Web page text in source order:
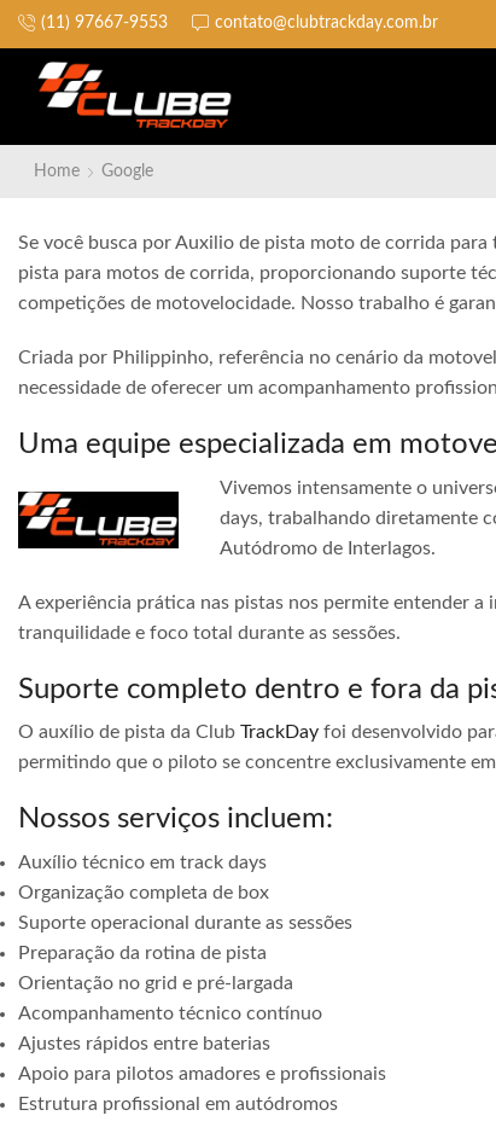
(11) 97667-9553 contato@clubtrackday.com.br
Não perca a largada
Home Google
Se você busca por Auxilio de pista moto de corrida
pista para motos de corrida, proporcionando suporte
competições de motovelocidade. Nosso trabalho é
Criada por Philippinho, referência no cenário da
necessidade de oferecer um acompanhamento
Uma equipe especializada em
Vivemos intensamente o
days, trabalhando diretamente
Autódromo de Interlagos.
A experiência prática nas pistas nos permite entender
tranquilidade e foco total durante as sessões.
Suporte completo dentro e fora da
O auxílio de pista da Club TrackDay foi desenvolvido
permitindo que o piloto se concentre exclusivamente
Nossos serviços incluem:
Auxílio técnico em track days
Organização completa de box
Suporte operacional durante as sessões
Preparação da rotina de pista
Orientação no grid e pré-largada
Acompanhamento técnico contínuo
Ajustes rápidos entre baterias
Apoio para pilotos amadores e profissionais
Estrutura profissional em autódromos